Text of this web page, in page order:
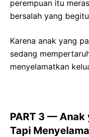
perempuan itu
bersalah yang
Karena anak yang
sedang
menyelamatkan
PART 3 — Anak
Tapi